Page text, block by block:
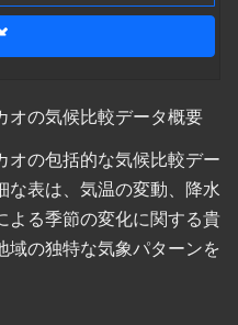
オの気候比較データ概要
オの包括的な気候比較デー
な表は、気温の変動、降水
よる季節の変化に関する貴
域の独特な気象パターンを